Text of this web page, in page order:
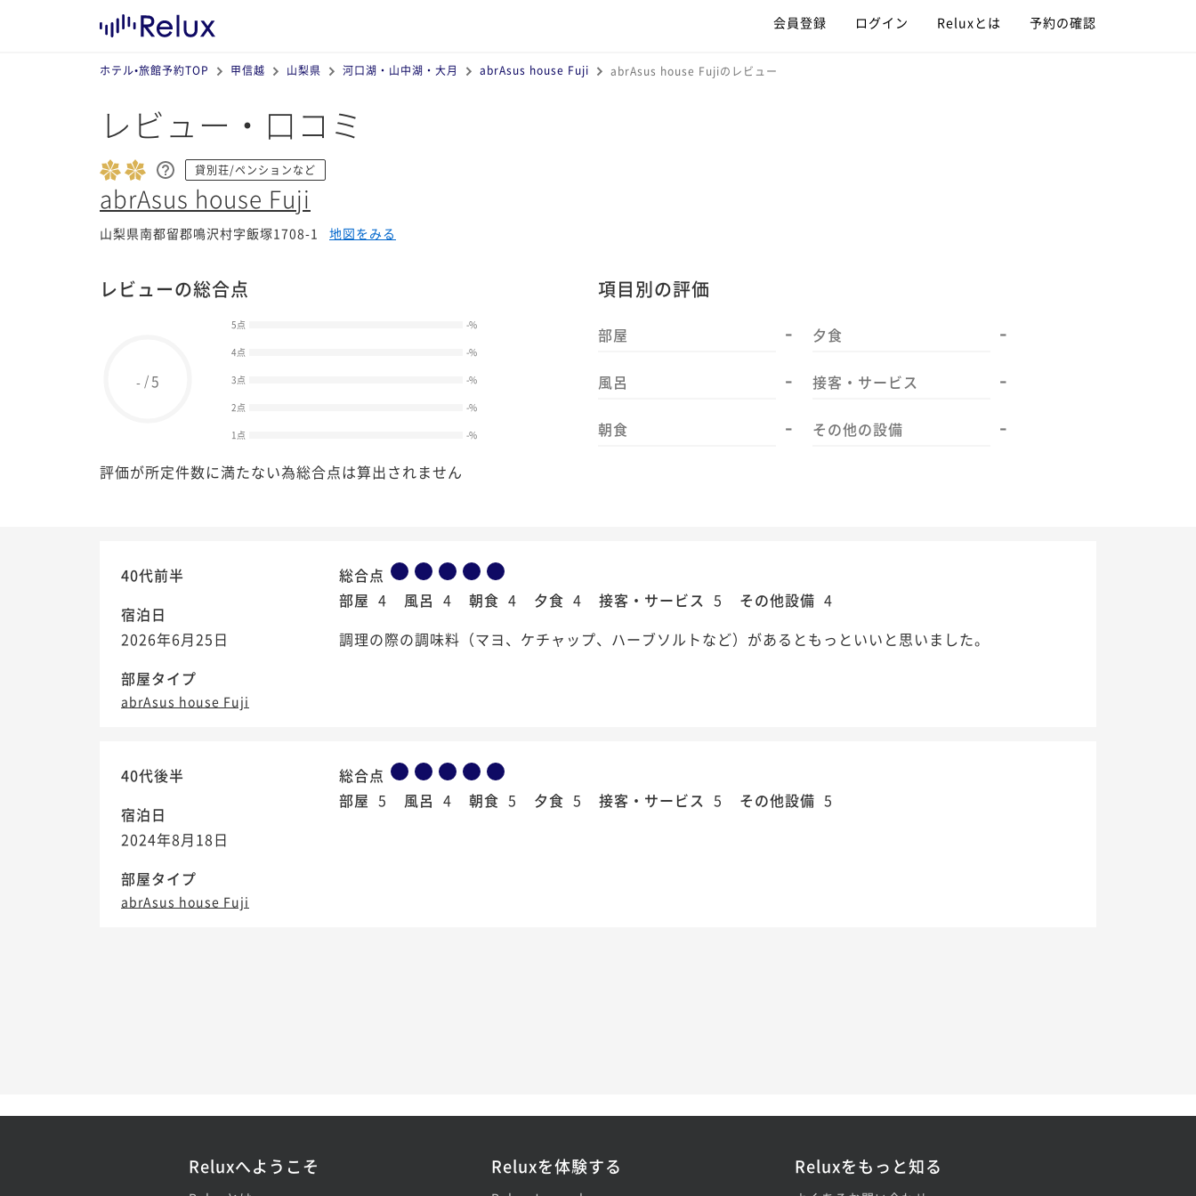
会員登録 ログイン Reluxとは 予約の確認
ホテル•旅館予約TOP 甲信越 山梨県 河口湖・山中湖・大月 abrAsus house Fuji abrAsus house Fujiのレビュー
レビュー・口コミ
貸別荘/ペンションなど
abrAsus house Fuji
山梨県南都留郡鳴沢村字飯塚1708-1 地図をみる
レビューの総合点
- /5
5点 -%
4点 -%
3点 -%
2点 -%
1点 -%
評価が所定件数に満たない為総合点は算出されません
項目別の評価
部屋 -
風呂 -
朝食 -
夕食 -
接客・サービス -
その他の設備 -
40代前半
宿泊日
2026年6月25日
部屋タイプ
abrAsus house Fuji
総合点
部屋 4 風呂 4 朝食 4 夕食 4 接客・サービス 5 その他設備 4
調理の際の調味料（マヨ、ケチャップ、ハーブソルトなど）があるともっといいと思いました。
40代後半
宿泊日
2024年8月18日
部屋タイプ
abrAsus house Fuji
総合点
部屋 5 風呂 4 朝食 5 夕食 5 接客・サービス 5 その他設備 5
Reluxへようこそ Reluxを体験する Reluxをもっと知る